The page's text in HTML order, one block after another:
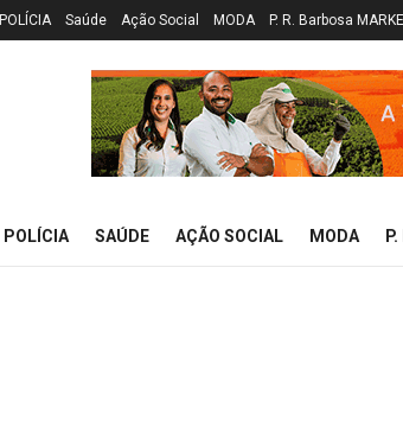
POLÍCIA Saúde Ação Social MODA P. R. Barbosa
POLÍCIA SAÚDE AÇÃO SOCIAL MODA